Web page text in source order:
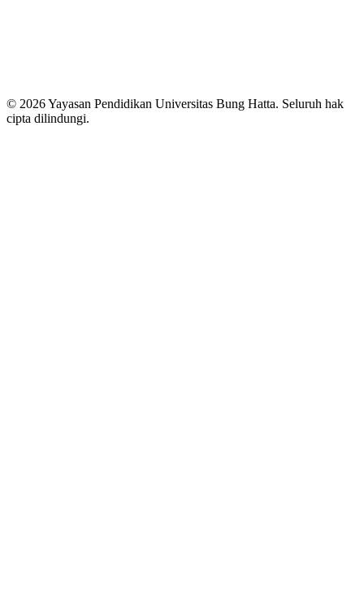
© 2026 Yayasan Pendidikan Universitas Bung Hatta. Seluruh hak
cipta dilindungi.